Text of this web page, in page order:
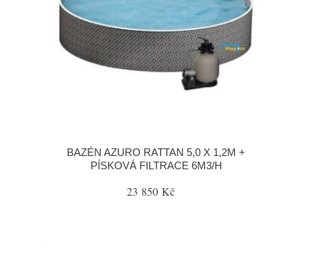
BAZÉN AZURO RATTAN 5,0 X 1,2M +
PÍSKOVÁ FILTRACE 6M3/H
23 850 Kč